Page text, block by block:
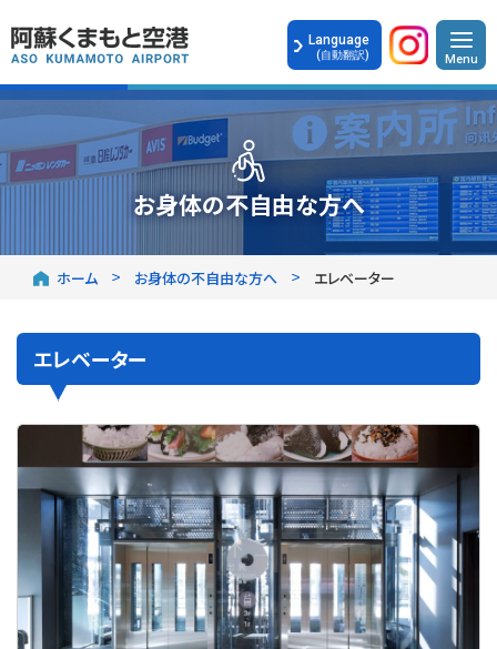
Language
(自動翻訳)
お身体の不自由な方へ
ホーム お身体の不自由な方へ エレベーター
エレベーター